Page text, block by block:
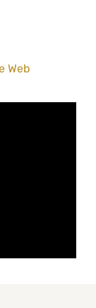
Web